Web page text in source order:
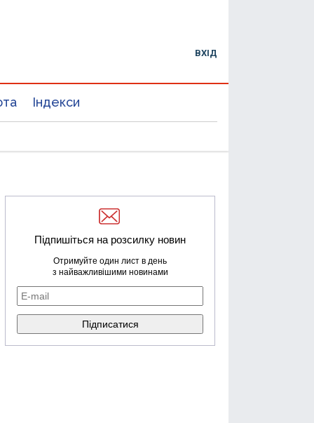
ВХІД
Індекси
Підпишіться на розсилку новин
Отримуйте один лист в день
з найважливішими новинами